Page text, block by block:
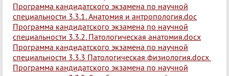
Программа кандидатского экзамена по научной
специальности 3.3.1. Анатомия и антропология.doc
Программа кандидатского экзамена по научной
специальности 3.3.2. Патологическая анатомия.docx
Программа кандидатского экзамена по научной
специальности 3.3.3 Патологическая физиология.docx
Программа кандидатского экзамена по научной